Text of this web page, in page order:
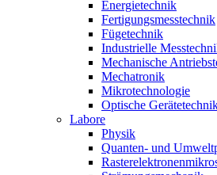
Energietechnik
Fertigungsmesstechnik
Fügetechnik
Industrielle
Mechanische
Mechatronik
Mikrotechnologie
Optische
Labore
Physik
Quanten- und